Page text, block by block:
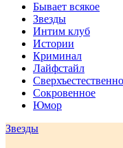
Бывает всякое
Звезды
Интим клуб
Истории
Криминал
Лайфстайл
Сокровенное
Юмор
Звезды